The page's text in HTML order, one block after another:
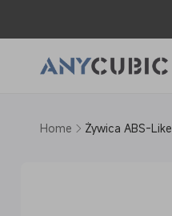
Home Żywica ABS-
Pomiń,